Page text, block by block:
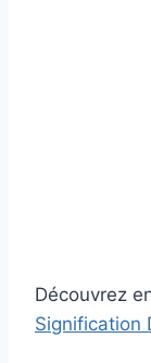
Découvrez
Signification